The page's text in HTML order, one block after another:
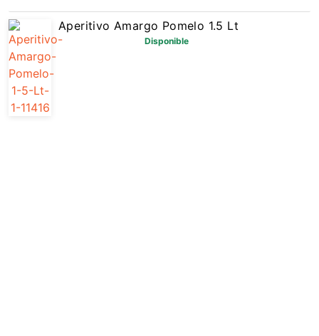
Aperitivo Amargo Pomelo 1.5 Lt
Disponible